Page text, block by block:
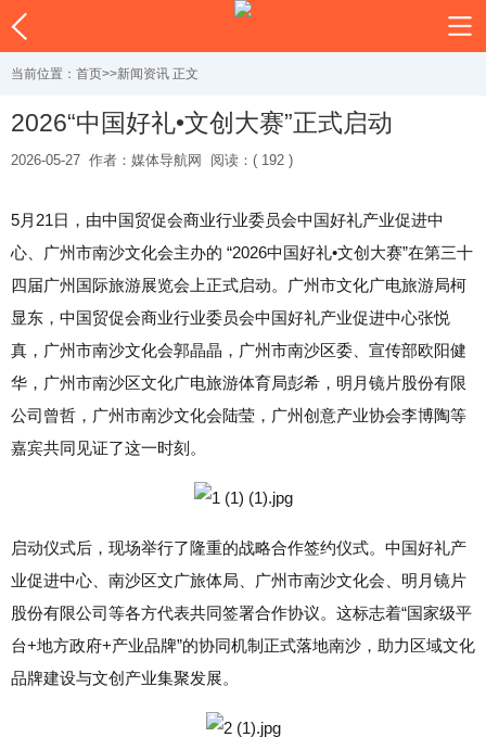
当前位置： 首页>>新闻资讯 正文
2026“中国好礼•文创大赛”正式启动
2026-05-27 作者：媒体导航网 阅读：( 192 )
5月21日，由中国贸促会商业行业委员会中国好礼产业促进中
心、广州市南沙文化会主办的 “2026中国好礼•文创大赛”在第三十
四届广州国际旅游展览会上正式启动。广州市文化广电旅游局柯
显东，中国贸促会商业行业委员会中国好礼产业促进中心张悦
真，广州市南沙文化会郭晶晶，广州市南沙区委、宣传部欧阳健
华，广州市南沙区文化广电旅游体育局彭希，明月镜片股份有限
公司曾哲，广州市南沙文化会陆莹，广州创意产业协会李博陶等
嘉宾共同见证了这一时刻。
启动仪式后，现场举行了隆重的战略合作签约仪式。中国好礼产
业促进中心、南沙区文广旅体局、广州市南沙文化会、明月镜片
股份有限公司等各方代表共同签署合作协议。这标志着“国家级平
台+地方政府+产业品牌”的协同机制正式落地南沙，助力区域文化
品牌建设与文创产业集聚发展。